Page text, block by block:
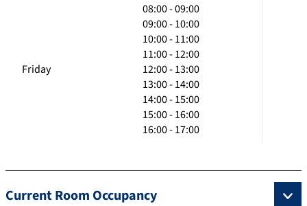
Friday
08:00 - 09:00
09:00 - 10:00
10:00 - 11:00
11:00 - 12:00
12:00 - 13:00
13:00 - 14:00
14:00 - 15:00
15:00 - 16:00
16:00 - 17:00
Current Room Occupancy